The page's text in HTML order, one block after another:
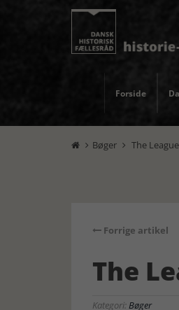
Forside
 Bøger  The
Forrige artikel
The
Kategori:Bøger